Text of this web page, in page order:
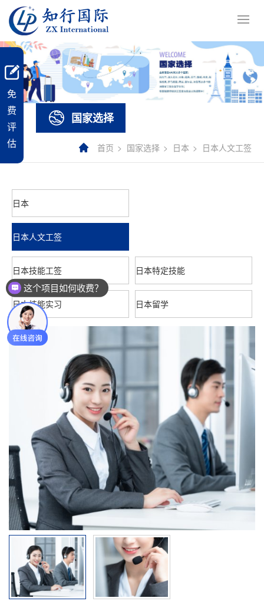
国家选择
首页 国家选择 日本 日本人文工签
日本
日本人文工签
日本技能工签 日本特定技能
日本技能实习 日本留学
免
费
评
估
近期有优惠活动嘛～